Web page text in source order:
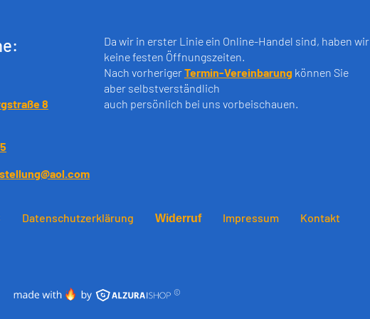
8
Da wir in erster Linie ein Online-Handel sind, haben wir
keine festen Öffnungszeiten.
Nach vorherigerTermin-Vereinbarungkönnen Sie
aber selbstverständlich
auch persönlich bei uns vorbeischauen.
Datenschutzerklärung Widerruf Impressum Kontakt
©